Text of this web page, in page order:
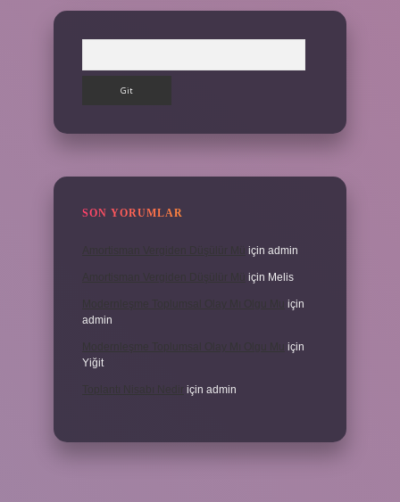
SON YORUMLAR
için admin
için Melis
için
admin
için
Yiğit
Toplantı Nisabı Nedir için admin